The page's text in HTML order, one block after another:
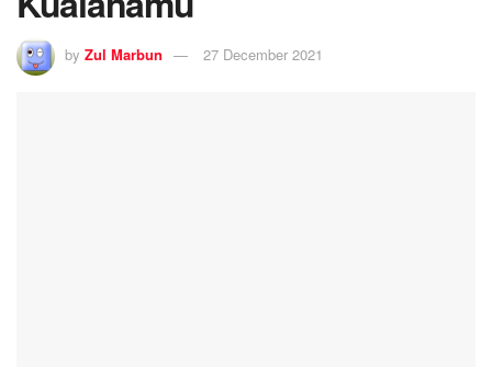
by Zul Marbun 27 December 2021